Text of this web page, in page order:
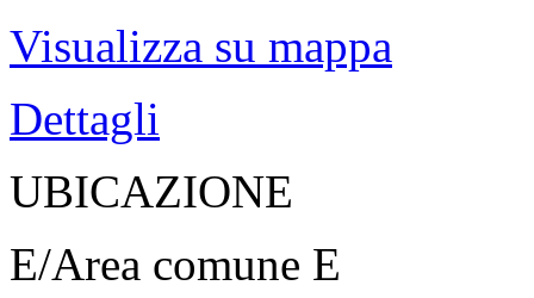
Visualizza su mappa
Dettagli
UBICAZIONE
E/Area comune E